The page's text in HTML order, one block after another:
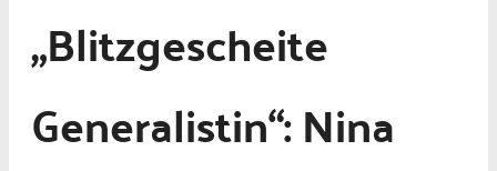
„Blitzgescheite
Generalistin“: Nina